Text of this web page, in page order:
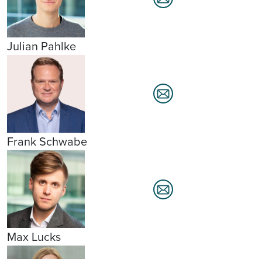
Julian Pahlke
Frank Schwabe
Max Lucks